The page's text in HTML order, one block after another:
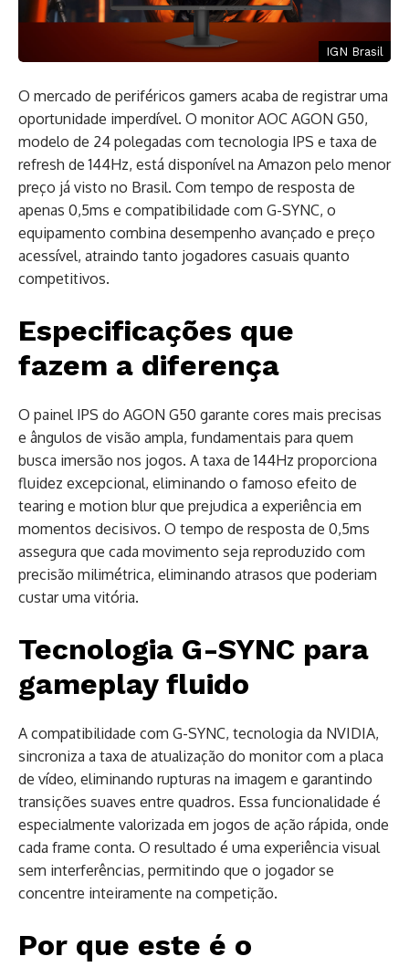
IGN Brasil
O mercado de periféricos gamers acaba de registrar uma
oportunidade imperdível. O monitor AOC AGON G50,
modelo de 24 polegadas com tecnologia IPS e taxa de
refresh de 144Hz, está disponível na Amazon pelo menor
preço já visto no Brasil. Com tempo de resposta de
apenas 0,5ms e compatibilidade com G-SYNC, o
equipamento combina desempenho avançado e preço
acessível, atraindo tanto jogadores casuais quanto
competitivos.
Especificações que
fazem a diferença
O painel IPS do AGON G50 garante cores mais precisas
e ângulos de visão ampla, fundamentais para quem
busca imersão nos jogos. A taxa de 144Hz proporciona
fluidez excepcional, eliminando o famoso efeito de
tearing e motion blur que prejudica a experiência em
momentos decisivos. O tempo de resposta de 0,5ms
assegura que cada movimento seja reproduzido com
precisão milimétrica, eliminando atrasos que poderiam
custar uma vitória.
Tecnologia G-SYNC para
gameplay fluido
A compatibilidade com G-SYNC, tecnologia da NVIDIA,
sincroniza a taxa de atualização do monitor com a placa
de vídeo, eliminando rupturas na imagem e garantindo
transições suaves entre quadros. Essa funcionalidade é
especialmente valorizada em jogos de ação rápida, onde
cada frame conta. O resultado é uma experiência visual
sem interferências, permitindo que o jogador se
concentre inteiramente na competição.
Por que este é o